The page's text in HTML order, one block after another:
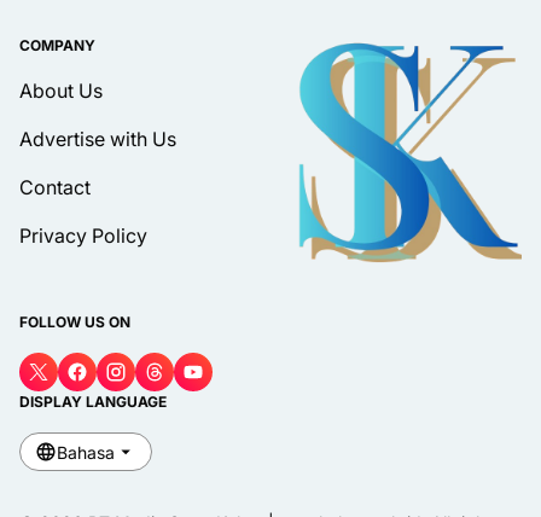
COMPANY
About Us
Advertise with Us
Contact
Privacy Policy
FOLLOW US ON
DISPLAY LANGUAGE
Bahasa